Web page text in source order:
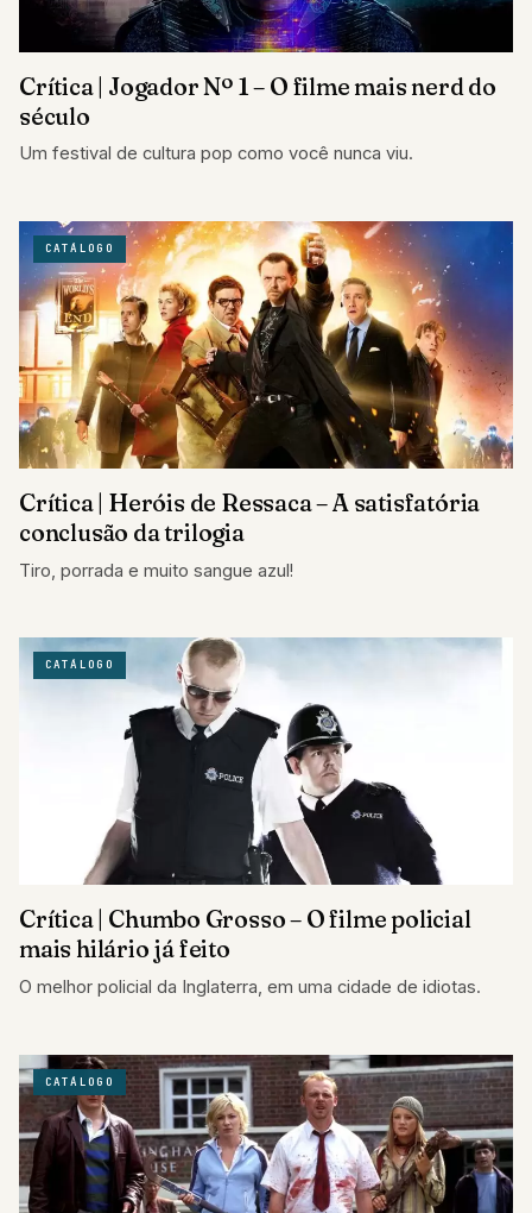
Crítica | Jogador Nº 1 – O filme mais nerd do
século
Um festival de cultura pop como você nunca viu.
CATÁLOGO
Crítica | Heróis de Ressaca – A satisfatória
conclusão da trilogia
Tiro, porrada e muito sangue azul!
CATÁLOGO
Crítica | Chumbo Grosso – O filme policial
mais hilário já feito
O melhor policial da Inglaterra, em uma cidade de idiotas.
CATÁLOGO